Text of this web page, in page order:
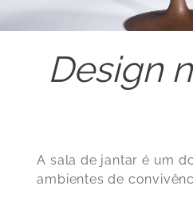
Design
A sala de jantar é um
ambientes de